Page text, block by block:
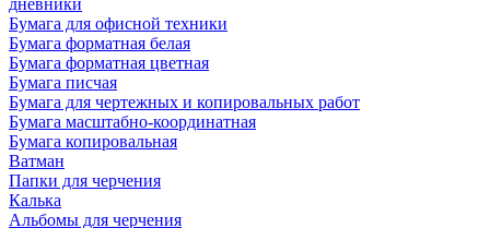
дневники
Бумага для офисной техники
Бумага форматная белая
Бумага форматная цветная
Бумага писчая
Бумага для чертежных и копировальных работ
Бумага масштабно-координатная
Бумага копировальная
Ватман
Папки для черчения
Калька
Альбомы для черчения